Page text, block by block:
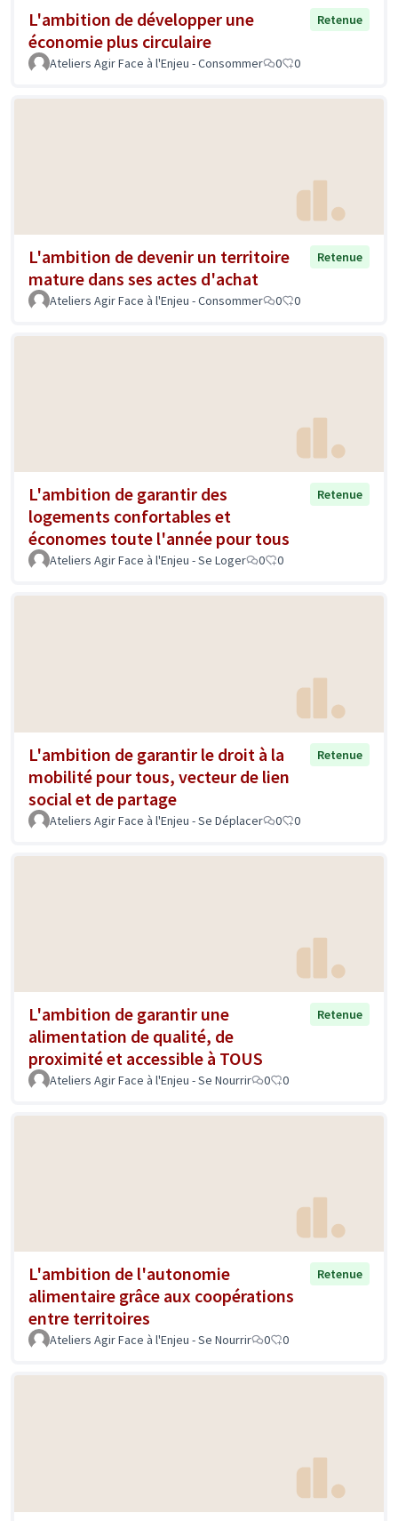
L'ambition de développer une
économie plus circulaire
Retenue
Ateliers Agir Face à l'Enjeu - Consommer 0 0
L'ambition de devenir un territoire
mature dans ses actes d'achat
Retenue
Ateliers Agir Face à l'Enjeu - Consommer 0 0
L'ambition de garantir des
logements confortables et
économes toute l'année pour tous
Retenue
Ateliers Agir Face à l'Enjeu - Se Loger 0 0
L'ambition de garantir le droit à la
mobilité pour tous, vecteur de lien
social et de partage
Retenue
Ateliers Agir Face à l'Enjeu - Se Déplacer 0 0
L'ambition de garantir une
alimentation de qualité, de
proximité et accessible à TOUS
Retenue
Ateliers Agir Face à l'Enjeu - Se Nourrir 0 0
L'ambition de l'autonomie
alimentaire grâce aux coopérations
entre territoires
Retenue
Ateliers Agir Face à l'Enjeu - Se Nourrir 0 0